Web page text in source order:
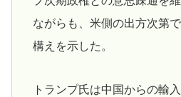
ながらも、米側の出方次第
構えを示した。
トランプ氏は中国からの輸